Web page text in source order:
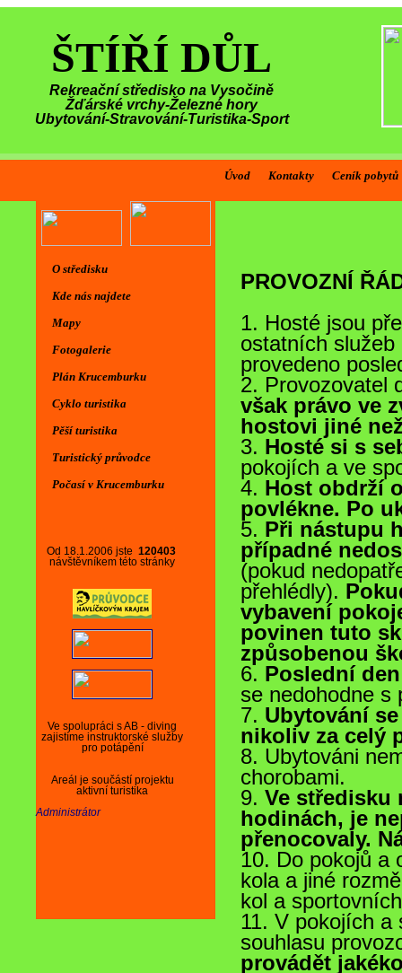
ŠTÍŘÍ DŮL
Rekreační středisko na Vysočině
Žďárské vrchy-Železné hory
Ubytování-Stravování-Turistika-Sport
Úvod Kontakty Ceník pobytů
Od 18.1.2006 jste 120403
návštěvníkem této stránky
Ve spolupráci s AB - diving
zajistíme instruktorské služby
pro potápění
Areál je součástí projektu
aktivní turistika
Administrátor
O středisku
Kde nás najdete
Mapy
Fotogalerie
Plán Krucemburku
Cyklo turistika
Pěší turistika
Turistický průvodce
Počasí v Krucemburku